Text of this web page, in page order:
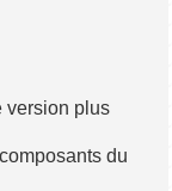
version plus
du